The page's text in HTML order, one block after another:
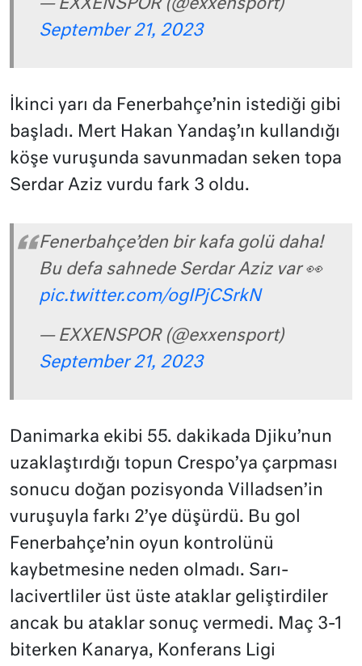
— EXXENSPOR (@exxensport)
September 21, 2023
İkinci yarı da Fenerbahçe’nin istediği gibi
başladı. Mert Hakan Yandaş’ın kullandığı
köşe vuruşunda savunmadan seken topa
Serdar Aziz vurdu fark 3 oldu.
Fenerbahçe’den bir kafa golü daha!
Bu defa sahnede Serdar Aziz var 👀
pic.twitter.com/ogIPjCSrkN
— EXXENSPOR (@exxensport)
September 21, 2023
Danimarka ekibi 55. dakikada Djiku’nun
uzaklaştırdığı topun Crespo’ya çarpması
sonucu doğan pozisyonda Villadsen’in
vuruşuyla farkı 2’ye düşürdü. Bu gol
Fenerbahçe’nin oyun kontrolünü
kaybetmesine neden olmadı. Sarı-
lacivertliler üst üste ataklar geliştirdiler
ancak bu ataklar sonuç vermedi. Maç 3-1
biterken Kanarya, Konferans Ligi